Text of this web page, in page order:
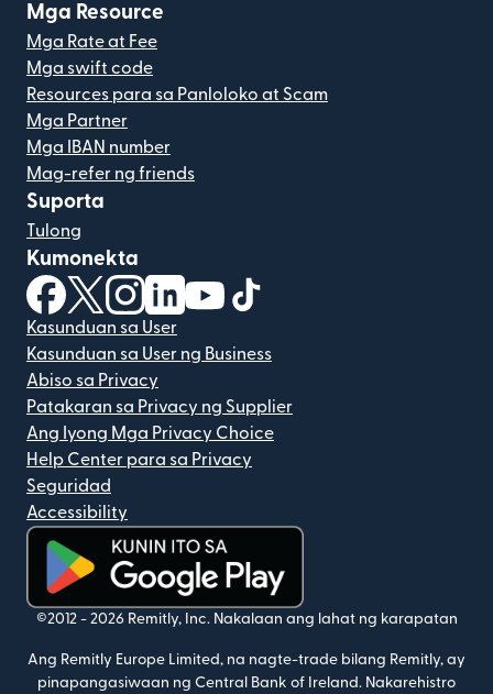
Mga Resource
Mga Rate at Fee
Mga swift code
Resources para sa Panloloko at Scam
Mga Partner
Mga IBAN number
Mag-refer ng friends
Suporta
Tulong
Kumonekta
(bubukas sa bagong window)
(bubukas sa bagong window)
(bubukas sa bagong window)
(bubukas sa bagong window)
(bubukas sa bagong window)
Kasunduan sa User
Kasunduan sa User ng Business
Abiso sa Privacy
Patakaran sa Privacy ng Supplier
Ang Iyong Mga Privacy Choice
Help Center para sa Privacy
Seguridad
Accessibility
(bubukas sa bagong window)
©2012 - 2026 Remitly, Inc. Nakalaan ang lahat ng karapatan
Ang Remitly Europe Limited, na nagte-trade bilang Remitly, ay
pinapangasiwaan ng Central Bank of Ireland. Nakarehistro